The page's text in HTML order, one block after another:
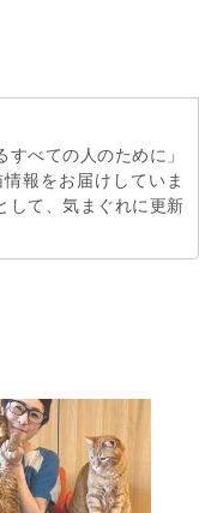
すべての人のために」
報をお届けしていま
して、気まぐれに更新